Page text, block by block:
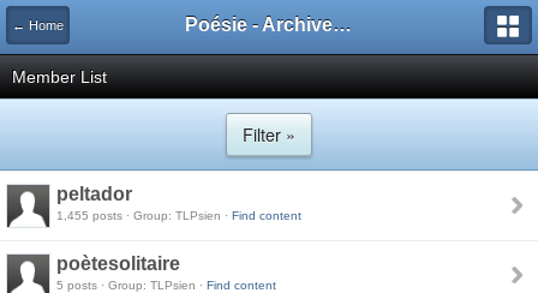
← Home Poésie - Archives de Toute La Poésie - 2005 - 2006
Member List
Filter »
peltador
1,455 posts · Group: TLPsien · Find content
poètesolitaire
5 posts · Group: TLPsien · Find content